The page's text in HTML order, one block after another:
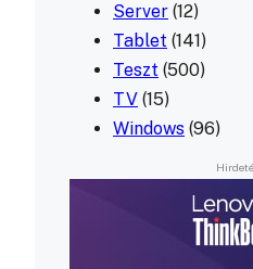
Server (12)
Tablet (141)
Teszt (500)
TV (15)
Windows (96)